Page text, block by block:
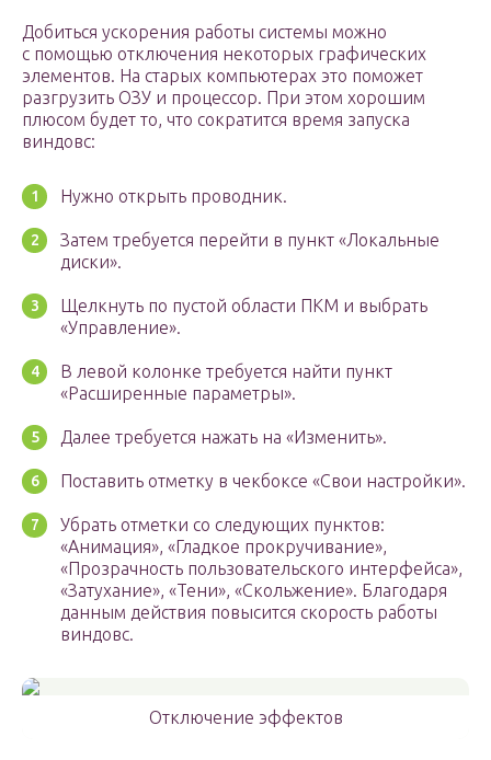
Добиться ускорения работы системы можно
с помощью отключения некоторых графических
элементов. На старых компьютерах это поможет
разгрузить ОЗУ и процессор. При этом хорошим
плюсом будет то, что сократится время запуска
виндовс:
Нужно открыть проводник.
Затем требуется перейти в пункт «Локальные
диски».
Щелкнуть по пустой области ПКМ и выбрать
«Управление».
В левой колонке требуется найти пункт
«Расширенные параметры».
Далее требуется нажать на «Изменить».
Поставить отметку в чекбоксе «Свои настройки».
Убрать отметки со следующих пунктов:
«Анимация», «Гладкое прокручивание»,
«Прозрачность пользовательского интерфейса»,
«Затухание», «Тени», «Скольжение». Благодаря
данным действия повысится скорость работы
виндовс.
Отключение эффектов